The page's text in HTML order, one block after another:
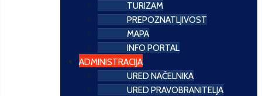
TURIZAM
PREPOZNATLJIVOST
MAPA
INFO PORTAL
ADMINISTRACIJA
URED NAČELNIKA
URED PRAVOBRANITELJA